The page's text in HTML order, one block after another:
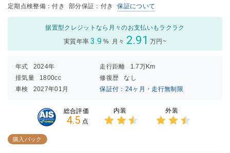
定期点検整備：付き 部分保証：付き 保証について
据置型クレジットなら月々のお支払いもラクラク
実質年率 3.9 % 月々 2.91 万円~
年式 2024年 走行距離
1.7万Km
排気量
1800cc 修復歴
なし
車検
2027年01月 保証付：24ヶ月・走行無制限
総合評価
4.5 点
内装 外装
購入パック